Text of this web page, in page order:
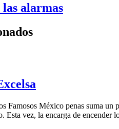
las alarmas
Famosos México penas suma un
Esta vez, la encarga de